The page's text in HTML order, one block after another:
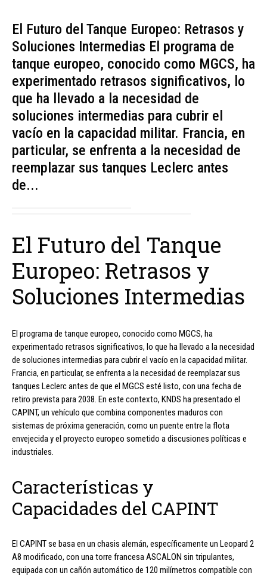
El Futuro del Tanque Europeo: Retrasos y
Soluciones Intermedias El programa de
tanque europeo, conocido como MGCS, ha
experimentado retrasos significativos, lo
que ha llevado a la necesidad de
soluciones intermedias para cubrir el
vacío en la capacidad militar. Francia, en
particular, se enfrenta a la necesidad de
reemplazar sus tanques Leclerc antes
de...
El Futuro del Tanque
Europeo: Retrasos y
Soluciones Intermedias
El programa de tanque europeo, conocido como MGCS, ha
experimentado retrasos significativos, lo que ha llevado a la necesidad
de soluciones intermedias para cubrir el vacío en la capacidad militar.
Francia, en particular, se enfrenta a la necesidad de reemplazar sus
tanques Leclerc antes de que el MGCS esté listo, con una fecha de
retiro prevista para 2038. En este contexto, KNDS ha presentado el
CAPINT, un vehículo que combina componentes maduros con
sistemas de próxima generación, como un puente entre la flota
envejecida y el proyecto europeo sometido a discusiones políticas e
industriales.
Características y
Capacidades del CAPINT
El CAPINT se basa en un chasis alemán, específicamente un Leopard 2
A8 modificado, con una torre francesa ASCALON sin tripulantes,
equipada con un cañón automático de 120 milímetros compatible con